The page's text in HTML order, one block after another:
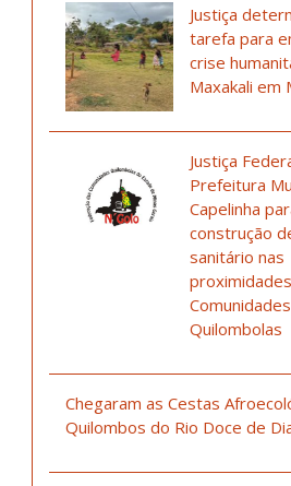
Justiça
tarefa para
crise
Maxakali em
Justiça
Prefeitura
Capelinha
construção
sanitário nas
Comunidades
Quilombolas
Chegaram as Cestas
Quilombos do Rio Doce de